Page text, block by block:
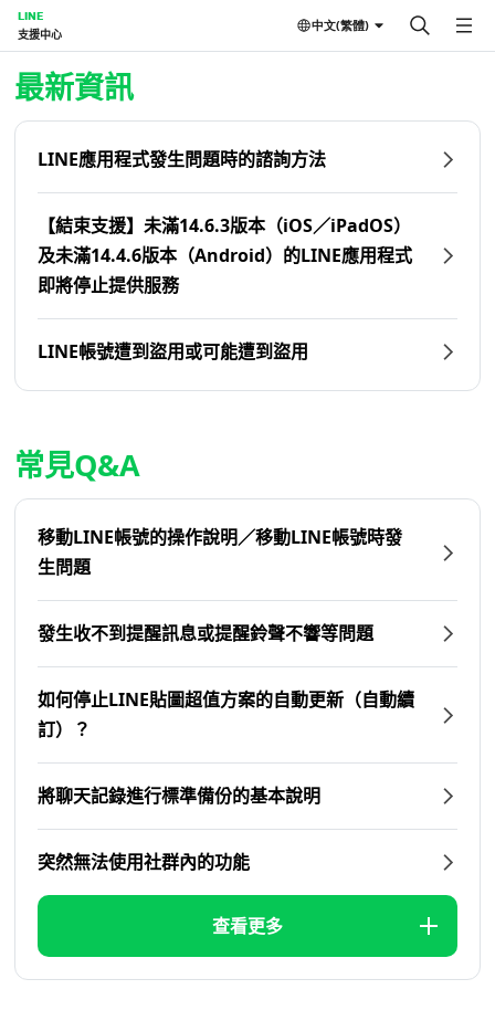
LINE
支援中心
中文(繁體)
首頁 | LINE支援中心
最新資訊
LINE應用程式發生問題時的諮詢方法
【結束支援】未滿14.6.3版本（iOS／iPadOS）
及未滿14.4.6版本（Android）的LINE應用程式
即將停止提供服務
LINE帳號遭到盜用或可能遭到盜用
常見Q&A
移動LINE帳號的操作說明／移動LINE帳號時發
生問題
發生收不到提醒訊息或提醒鈴聲不響等問題
如何停止LINE貼圖超值方案的自動更新（自動續
訂）？
將聊天記錄進行標準備份的基本說明
突然無法使用社群內的功能
查看更多